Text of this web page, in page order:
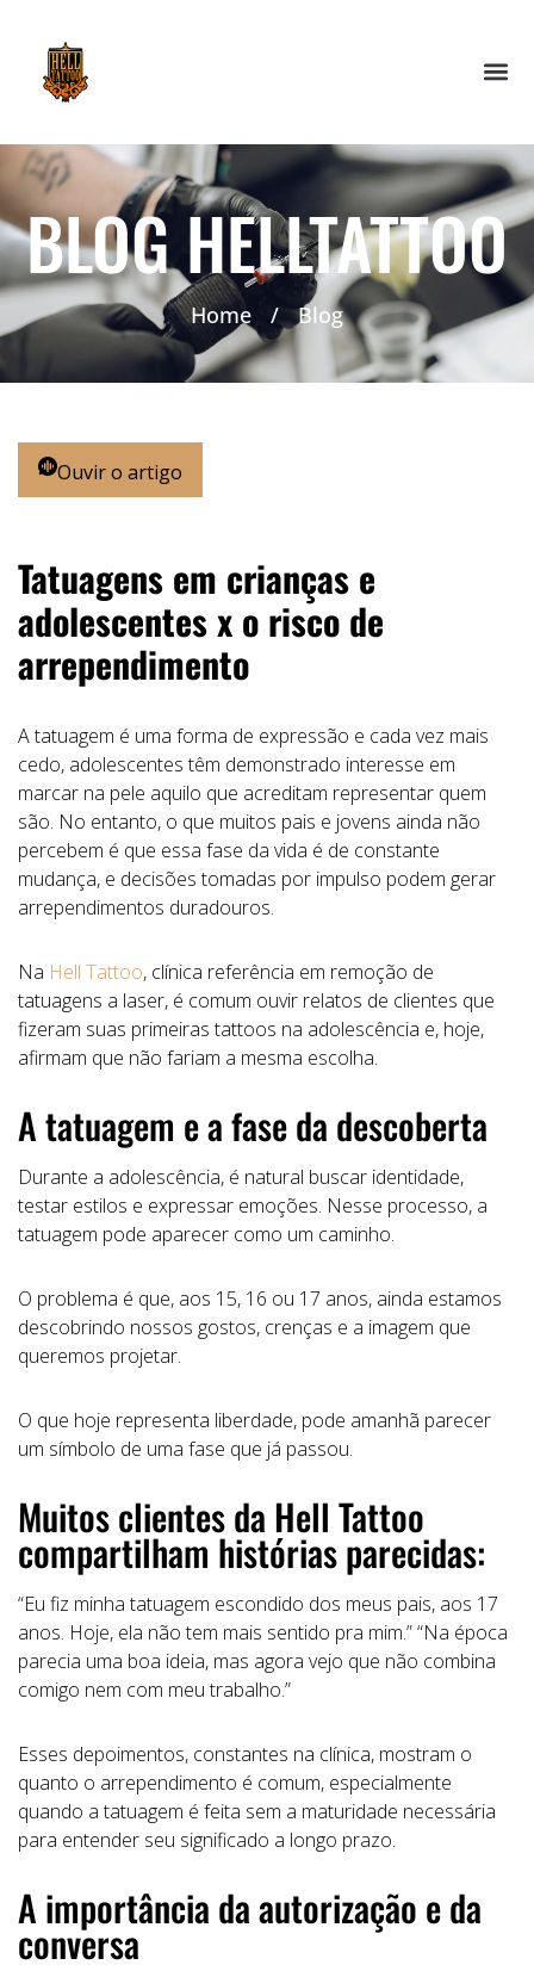
BLOG HELLTATTOO
Home / Blog
Ouvir o artigo
Tatuagens em crianças e
adolescentes x o risco de
arrependimento
A tatuagem é uma forma de expressão e cada vez mais
cedo, adolescentes têm demonstrado interesse em
marcar na pele aquilo que acreditam representar quem
são. No entanto, o que muitos pais e jovens ainda não
percebem é que essa fase da vida é de constante
mudança, e decisões tomadas por impulso podem gerar
arrependimentos duradouros.
Na Hell Tattoo, clínica referência em remoção de
tatuagens a laser, é comum ouvir relatos de clientes que
fizeram suas primeiras tattoos na adolescência e, hoje,
afirmam que não fariam a mesma escolha.
A tatuagem e a fase da descoberta
Durante a adolescência, é natural buscar identidade,
testar estilos e expressar emoções. Nesse processo, a
tatuagem pode aparecer como um caminho.
O problema é que, aos 15, 16 ou 17 anos, ainda estamos
descobrindo nossos gostos, crenças e a imagem que
queremos projetar.
O que hoje representa liberdade, pode amanhã parecer
um símbolo de uma fase que já passou.
Muitos clientes da Hell Tattoo
compartilham histórias parecidas:
“Eu fiz minha tatuagem escondido dos meus pais, aos 17
anos. Hoje, ela não tem mais sentido pra mim.” “Na época
parecia uma boa ideia, mas agora vejo que não combina
comigo nem com meu trabalho.”
Esses depoimentos, constantes na clínica, mostram o
quanto o arrependimento é comum, especialmente
quando a tatuagem é feita sem a maturidade necessária
para entender seu significado a longo prazo.
A importância da autorização e da
conversa